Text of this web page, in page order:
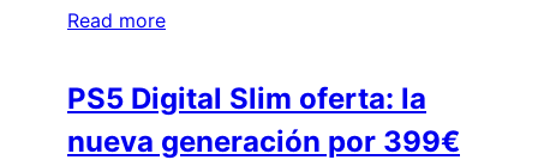
Read more
PS5 Digital Slim oferta: la
nueva generación por 399€